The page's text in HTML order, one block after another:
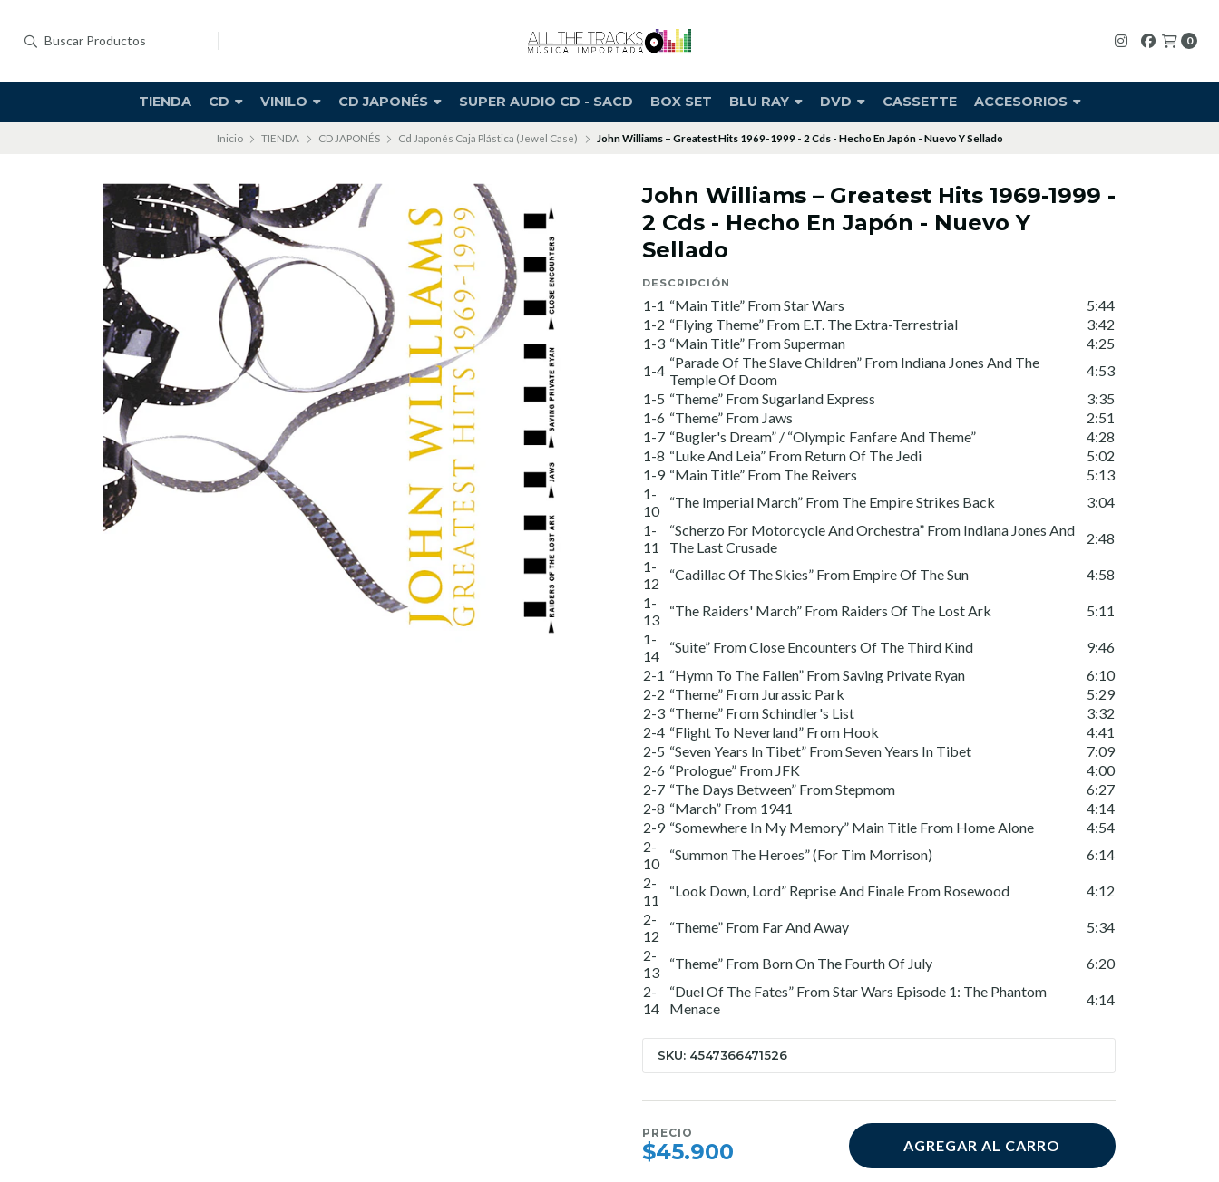
0
TIENDA CD VINILO CD JAPONÉS SUPER AUDIO CD - SACD BOX SET BLU RAY DVD CASSETTE ACCESORIOS
Inicio TIENDA CD JAPONÉS Cd Japonés Caja Plástica (Jewel Case) John Williams – Greatest Hits 1969-1999 - 2 Cds - Hecho En Japón - Nuevo Y Sellado
John Williams – Greatest Hits 1969-1999 -
2 Cds - Hecho En Japón - Nuevo Y
Sellado
DESCRIPCIÓN
1-1 “Main Title” From Star Wars
5:44
1-2 “Flying Theme” From E.T. The Extra-Terrestrial
3:42
1-3 “Main Title” From Superman
4:25
1-4 “Parade Of The Slave Children” From Indiana Jones And The
Temple Of Doom
4:53
1-5 “Theme” From Sugarland Express
3:35
1-6 “Theme” From Jaws
2:51
1-7 “Bugler's Dream” / “Olympic Fanfare And Theme”
4:28
1-8 “Luke And Leia” From Return Of The Jedi
5:02
1-9 “Main Title” From The Reivers
5:13
1-
10
“The Imperial March” From The Empire Strikes Back
3:04
1-
11
“Scherzo For Motorcycle And Orchestra” From Indiana Jones And
The Last Crusade
2:48
1-
12
“Cadillac Of The Skies” From Empire Of The Sun
4:58
1-
13
“The Raiders' March” From Raiders Of The Lost Ark
5:11
1-
14
“Suite” From Close Encounters Of The Third Kind
9:46
2-1 “Hymn To The Fallen” From Saving Private Ryan
6:10
2-2 “Theme” From Jurassic Park
5:29
2-3 “Theme” From Schindler's List
3:32
2-4 “Flight To Neverland” From Hook
4:41
2-5 “Seven Years In Tibet” From Seven Years In Tibet
7:09
2-6 “Prologue” From JFK
4:00
2-7 “The Days Between” From Stepmom
6:27
2-8 “March” From 1941
4:14
2-9 “Somewhere In My Memory” Main Title From Home Alone
4:54
2-
10
“Summon The Heroes” (For Tim Morrison)
6:14
2-
11
“Look Down, Lord” Reprise And Finale From Rosewood
4:12
2-
12
“Theme” From Far And Away
5:34
2-
13
“Theme” From Born On The Fourth Of July
6:20
2-
14
“Duel Of The Fates” From Star Wars Episode 1: The Phantom
Menace
4:14
SKU: 4547366471526
PRECIO
$45.900 AGREGAR AL CARRO